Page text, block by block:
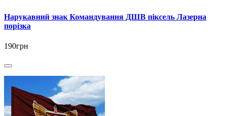
Нарукавний знак Командування ДШВ піксель Лазерна
порізка
190грн